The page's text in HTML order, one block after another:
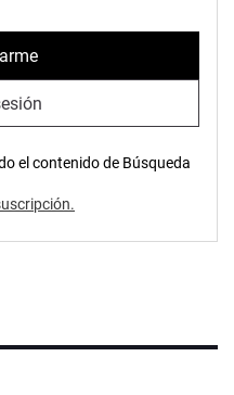
el contenido de Búsqueda